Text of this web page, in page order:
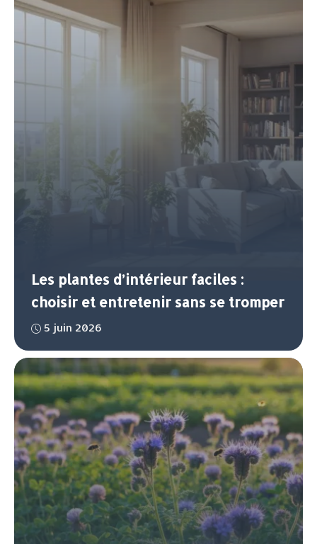
Les plantes d’intérieur faciles :
choisir et entretenir sans se tromper
5 juin 2026